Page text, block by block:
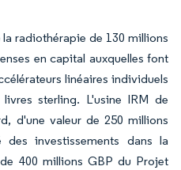
radiothérapie de 130 millions
en capital auxquelles font
linéaires individuels
sterling. L'usine IRM de
d'une valeur de 250 millions
investissements dans la
400 millions GBP du Projet